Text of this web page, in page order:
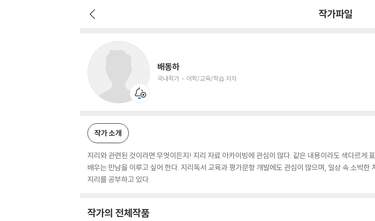
작가파일
배동하
국내작가 어학/교육/학습 저자
작가 소개
지리와 관련된 것이라면 무엇이든지! 지리 자료 아카이빙에 관심이 많다. 같은 내용이라도 색다르게
배우는 만남을 이루고 싶어 한다. 지리독서 교육과 평가문항 개발에도 관심이 많으며, 일상 속 소박
지리를 공부하고 있다.
작가의 전체작품